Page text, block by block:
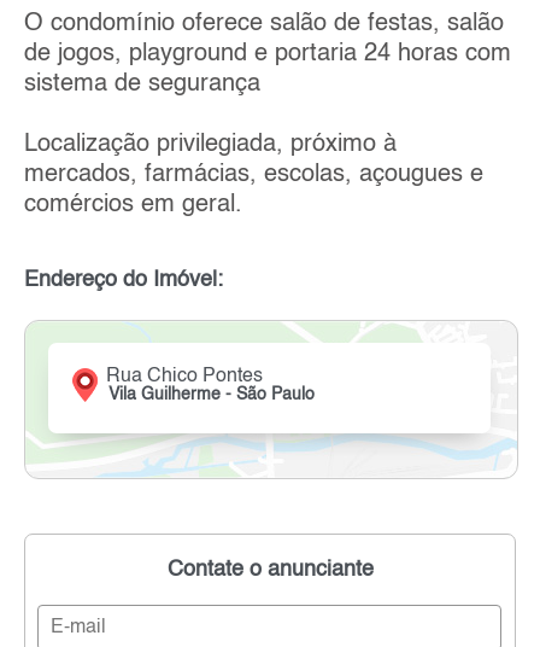
O condomínio oferece salão de festas, salão
de jogos, playground e portaria 24 horas com
sistema de segurança
Localização privilegiada, próximo à
mercados, farmácias, escolas, açougues e
comércios em geral.
Endereço do Imóvel:
Rua Chico Pontes
Vila Guilherme - São Paulo
Contate o anunciante